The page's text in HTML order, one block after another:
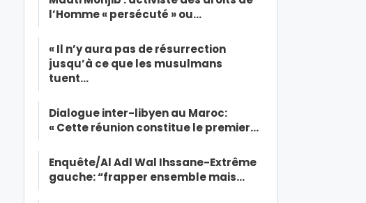
l’Homme « persécuté » ou…
« Il n’y aura pas de résurrection
jusqu’à ce que les musulmans
tuent…
Dialogue inter-libyen au Maroc:
« Cette réunion constitue le premier…
Enquête/Al Adl Wal Ihssane-Extrême
gauche: “frapper ensemble mais…